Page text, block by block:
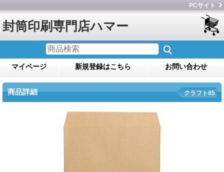
PCサイト
封筒印刷専門店ハマー
マイページ 新規登録はこちら お問い合わせ
商品詳細 クラフト85